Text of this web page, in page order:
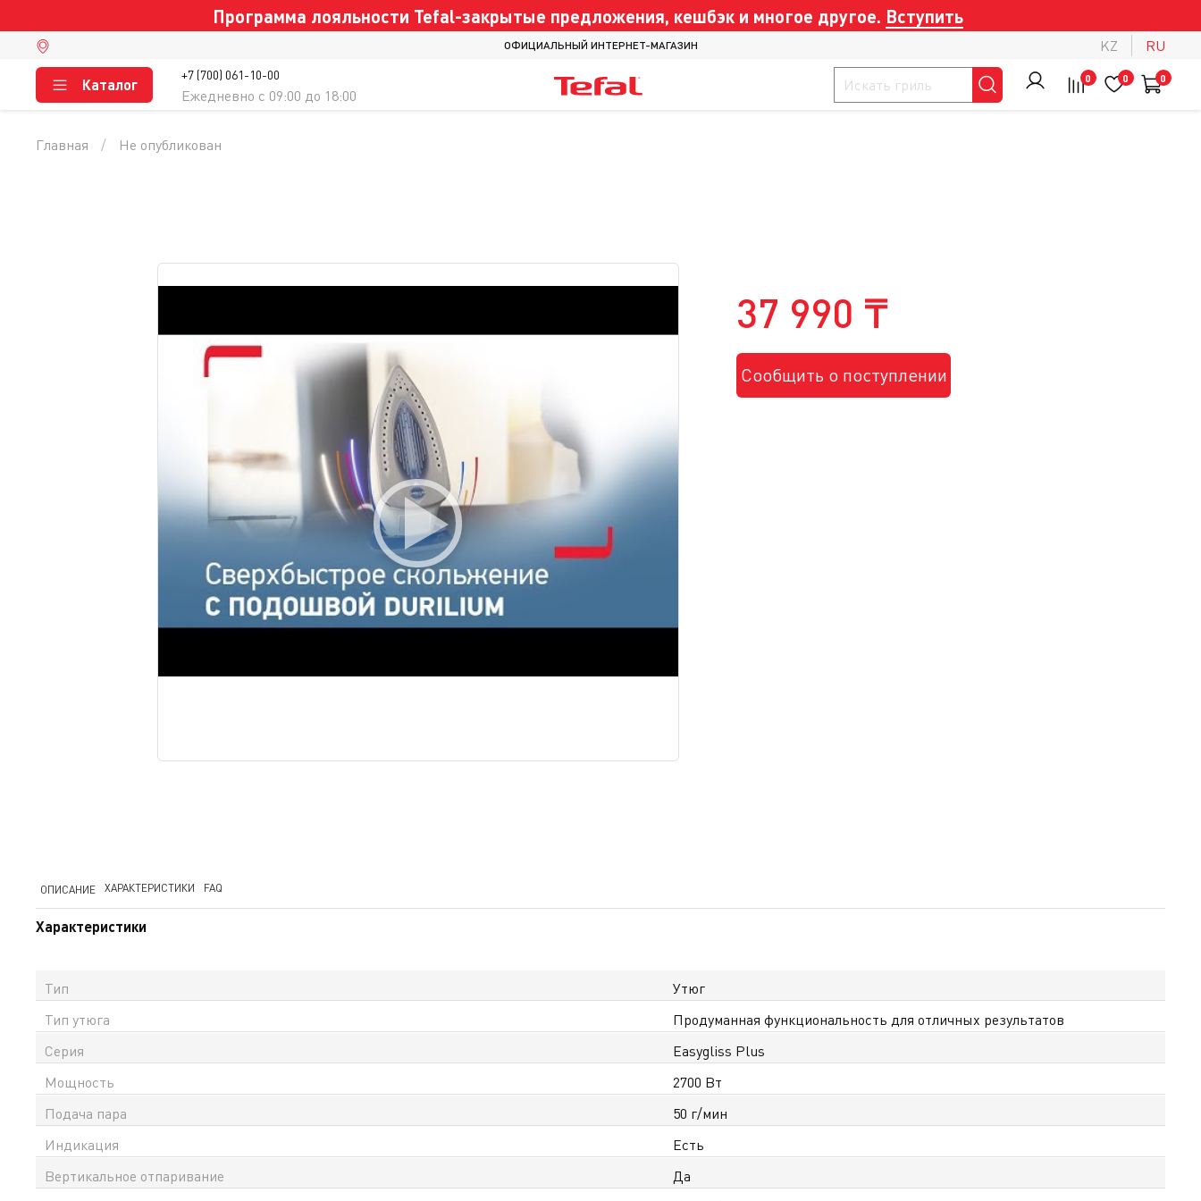
Программа лояльности Tefal-закрытые предложения, кешбэк и многое другое. Вступить
ОФИЦИАЛЬНЫЙ ИНТЕРНЕТ-МАГАЗИН KZ RU
+7 (700) 061-10-00
Ежедневно c 09:00 до 18:00
Каталог 0 0 0
37 990 ₸
Сообщить о поступлении
Главная Не опубликован
ОПИСАНИЕ ХАРАКТЕРИСТИКИ FAQ
Характеристики
Тип
Утюг
Тип утюга
Продуманная функциональность для отличных результатов
Серия
Easygliss Plus
Мощность
2700 Вт
Подача пара
50 г/мин
Индикация
Есть
Вертикальное отпаривание
Да